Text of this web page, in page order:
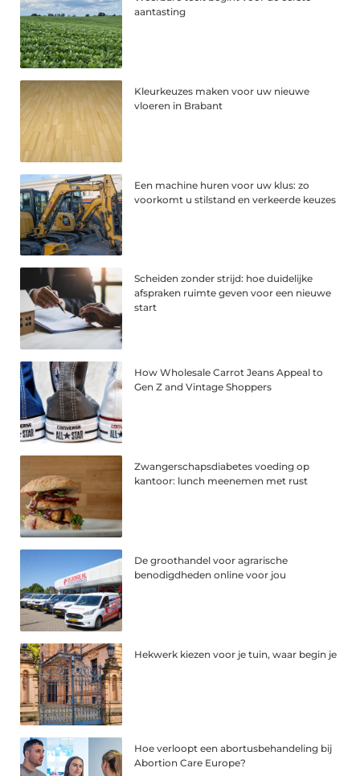
aantasting
Kleurkeuzes maken voor uw nieuwe
vloeren in Brabant
Een machine huren voor uw klus: zo
voorkomt u stilstand en verkeerde keuzes
Scheiden zonder strijd: hoe duidelijke
afspraken ruimte geven voor een nieuwe
start
How Wholesale Carrot Jeans Appeal to
Gen Z and Vintage Shoppers
Zwangerschapsdiabetes voeding op
kantoor: lunch meenemen met rust
De groothandel voor agrarische
benodigdheden online voor jou
Hekwerk kiezen voor je tuin, waar begin je
Hoe verloopt een abortusbehandeling bij
Abortion Care Europe?